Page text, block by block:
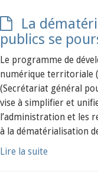
La
publics se
Le programme de
numérique territoriale
(Secrétariat général
vise à simplifier et
l’administration et les
à la dématérialisation
Lire la suite